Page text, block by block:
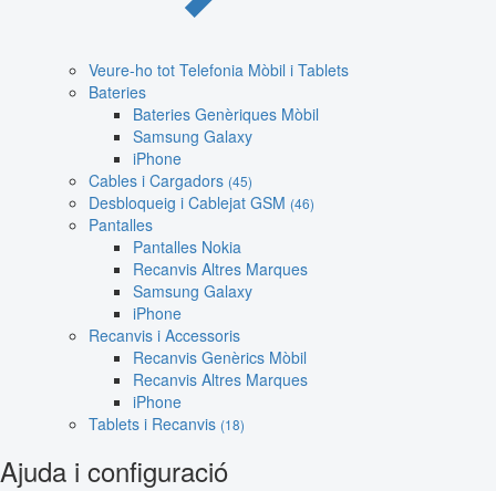
Veure-ho tot Telefonia Mòbil i Tablets
Bateries
Bateries Genèriques Mòbil
Samsung Galaxy
iPhone
Cables i Cargadors (45)
Desbloqueig i Cablejat GSM (46)
Pantalles
Pantalles Nokia
Recanvis Altres Marques
Samsung Galaxy
iPhone
Recanvis i Accessoris
Recanvis Genèrics Mòbil
Recanvis Altres Marques
iPhone
Tablets i Recanvis (18)
Ajuda i configuració